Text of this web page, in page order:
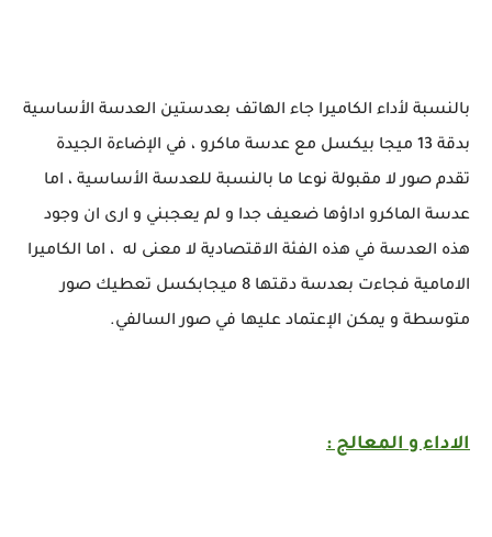
بالنسبة لأداء الكاميرا جاء الهاتف بعدستين العدسة الأساسية
بدقة 13 ميجا بيكسل مع عدسة ماكرو ، في الإضاءة الجيدة
تقدم صور لا مقبولة نوعا ما بالنسبة للعدسة الأساسية ، اما
عدسة الماكرو اداؤها ضعيف جدا و لم يعجبني و ارى ان وجود
هذه العدسة في هذه الفئة الاقتصادية لا معنى له ، اما الكاميرا
الامامية فجاءت بعدسة دقتها 8 ميجابكسل تعطيك صور
متوسطة و يمكن الإعتماد عليها في صور السالفي.
الاداء و المعالج :